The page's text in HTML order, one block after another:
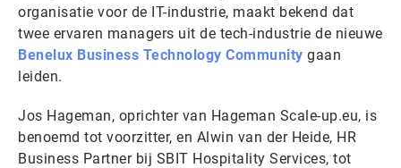
organisatie voor de IT-industrie, maakt bekend dat
twee ervaren managers uit de tech-industrie de nieuwe
Benelux Business Technology Community gaan
leiden.
Jos Hageman, oprichter van Hageman Scale-up.eu, is
benoemd tot voorzitter, en Alwin van der Heide, HR
Business Partner bij SBIT Hospitality Services, tot